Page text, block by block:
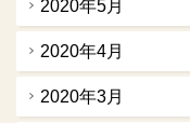
2020年5月
2020年4月
2020年3月